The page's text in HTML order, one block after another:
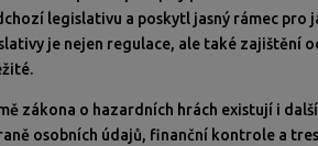
legislativu a poskytl jasný rámec
je nejen regulace, ale také zajištění
zákona o hazardních hrách existují i
osobních údajů, finanční kontrole a